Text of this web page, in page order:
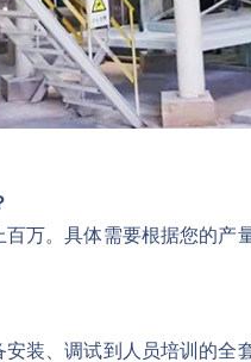
万。具体需要根据您的
装、调试到人员培训的全